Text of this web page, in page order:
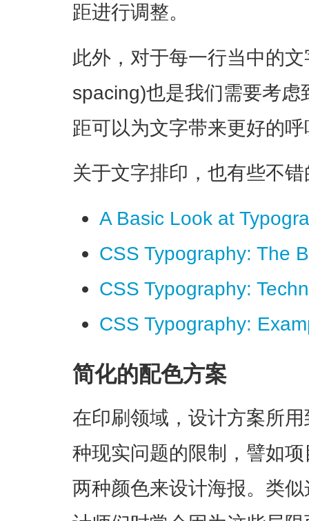
距进行调整。
此外，对于每一行当中的
spacing)也是我们需要考
距可以为文字带来更好的
关于文字排印，也有些不
A Basic Look at
CSS Typography: The
CSS Typography:
CSS Typography:
简化的配色方案
在印刷领域，设计方案所
种现实问题的限制，譬如
两种颜色来设计海报。类